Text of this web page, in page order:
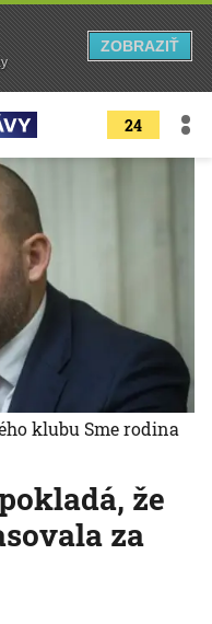
24
že
za
klubu Sme rodina
ZOBRAZIŤ